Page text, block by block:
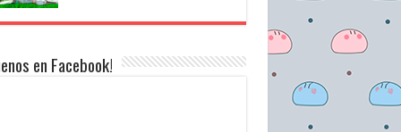
en Facebook!